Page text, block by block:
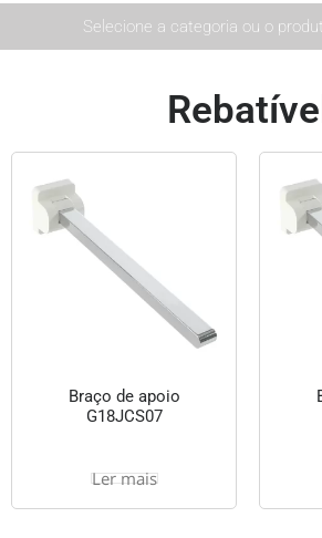
Selecione a categoria ou o
Braço de apoio
G18JCS07
Ler mais